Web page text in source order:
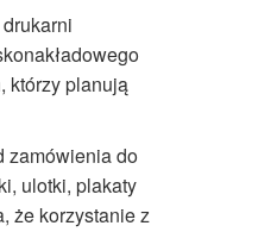
którzy planują
zamówienia do
ulotki, plakaty
że korzystanie z